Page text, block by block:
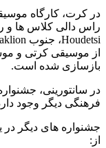
در کرت، کارگاه
راس دالی کلاس ها و
از موسیقی کرتی و
بازسازی شده است.
در سانتورینی،
فرهنگی دیگر وجود
جشنواره های دیگر در
از: